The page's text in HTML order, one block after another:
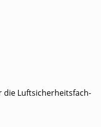
die Luft­si­cher­heits­fach­